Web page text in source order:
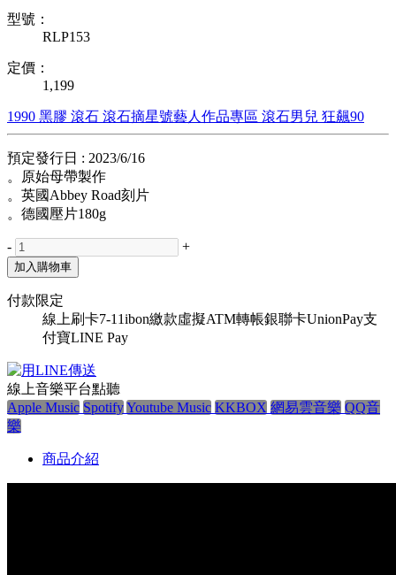
型號：
RLP153
定價：
1,199
1990 黑膠 滾石 滾石摘星號藝人作品專區 滾石男兒 狂飆90
預定發行日 : 2023/6/16
。原始母帶製作
。英國Abbey Road刻片
。德國壓片180g
- +
加入購物車
付款限定
線上刷卡7-11ibon繳款虛擬ATM轉帳銀聯卡UnionPay支
付寶LINE Pay
線上音樂平台點聽
Apple Music SpotifyYoutube Music KKBOX 網易雲音樂 QQ音
樂
商品介紹